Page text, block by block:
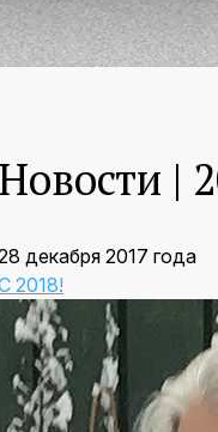
Новости |
декабря 2017 года
2018!